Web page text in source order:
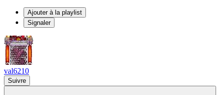
Ajouter à la playlist
Signaler
val6210
Suivre